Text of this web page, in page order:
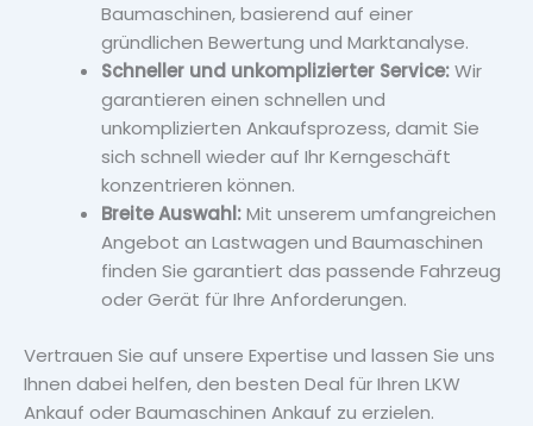
Baumaschinen, basierend auf einer
gründlichen Bewertung und Marktanalyse.
Schneller und unkomplizierter Service:Wir
garantieren einen schnellen und
unkomplizierten Ankaufsprozess, damit Sie
sich schnell wieder auf Ihr Kerngeschäft
konzentrieren können.
Breite Auswahl:Mit unserem umfangreichen
Angebot an Lastwagen und Baumaschinen
finden Sie garantiert das passende Fahrzeug
oder Gerät für Ihre Anforderungen.
Vertrauen Sie auf unsere Expertise und lassen Sie uns
Ihnen dabei helfen, den besten Deal für Ihren LKW
Ankauf oder Baumaschinen Ankauf zu erzielen.